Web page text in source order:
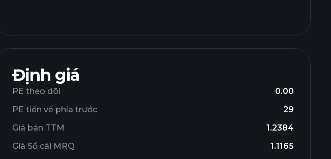
Định giá
PE theo dõi
0.00
PE tiến về phía trước
29
Giá bán TTM
1.2384
Giá Sổ cái MRQ
1.1165